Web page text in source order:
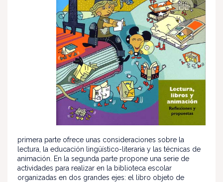
primera parte ofrece unas consideraciones sobre la
lectura, la educación lingüístico-literaria y las técnicas de
animación. En la segunda parte propone una serie de
actividades para realizar en la biblioteca escolar
organizadas en dos grandes ejes: el libro objeto de